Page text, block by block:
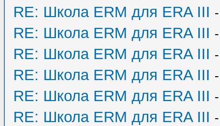
RE: Школа ERM для ERA III
RE: Школа ERM для ERA III
RE: Школа ERM для ERA III
RE: Школа ERM для ERA III
RE: Школа ERM для ERA III
RE: Школа ERM для ERA III